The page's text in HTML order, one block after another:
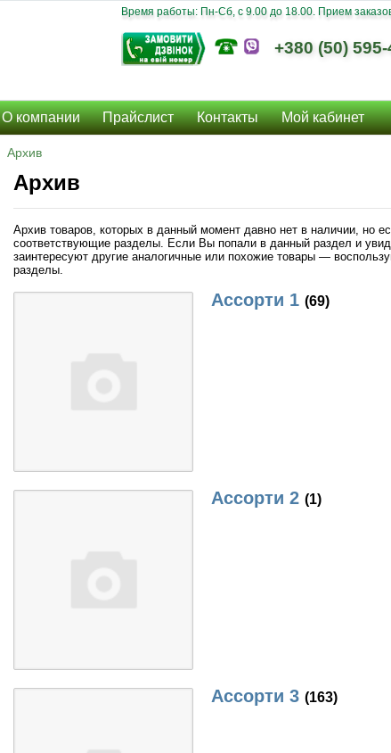
Время работы: Пн-Сб, c 9.00 до 18.00. Прием
+380 (50)
О компании Прайслист Контакты Мой кабинет
Архив
Архив
Архив товаров, которых в данный момент давно нет в наличии, но
соответствующие разделы. Если Вы попали в данный раздел и
заинтересуют другие аналогичные или похожие товары —
разделы.
Ассорти 1 (69)
Ассорти 2 (1)
Ассорти 3 (163)